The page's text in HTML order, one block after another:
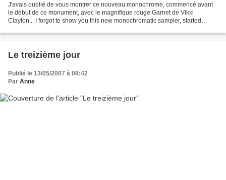
J'avais oublié de vous montrer ce nouveau monochrome, commencé avant
le début de ce monument, avec le magnifique rouge Garnet de Vikki
Clayton... I forgot to show you this new monochromatic sampler, started
Le treizième jour
Publié le 13/05/2007 à 08:42
Par Anne